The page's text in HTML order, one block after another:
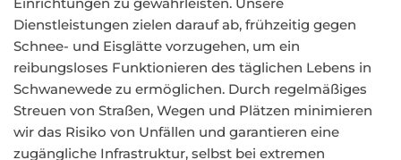
Dienstleistungen zielen darauf ab, frühzeitig gegen
Schnee- und Eisglätte vorzugehen, um ein
reibungsloses Funktionieren des täglichen Lebens in
Schwanewede zu ermöglichen. Durch regelmäßiges
Streuen von Straßen, Wegen und Plätzen minimieren
wir das Risiko von Unfällen und garantieren eine
zugängliche Infrastruktur, selbst bei extremen